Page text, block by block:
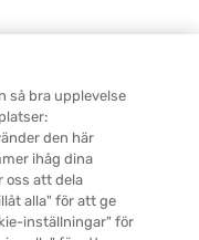
så bra upplevelse
den här
ihåg dina
oss att dela
alla" för att ge
inställningar" för